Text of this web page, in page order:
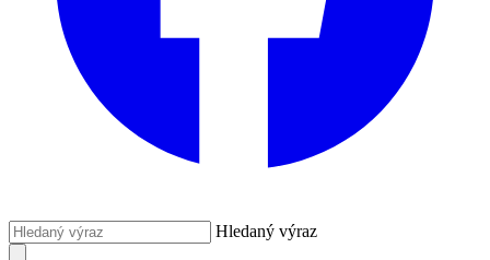
Hledaný výraz